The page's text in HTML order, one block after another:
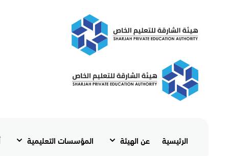
الرئيسية عن الهيئة المؤسسات التعليمية